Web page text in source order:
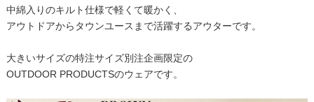
中綿入りのキルト仕様で軽くて暖かく、
アウトドアからタウンユースまで活躍するアウターです。
大きいサイズの特注サイズ別注企画限定の
OUTDOOR PRODUCTSのウェアです。